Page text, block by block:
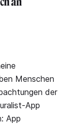
Menschen
der
App
App